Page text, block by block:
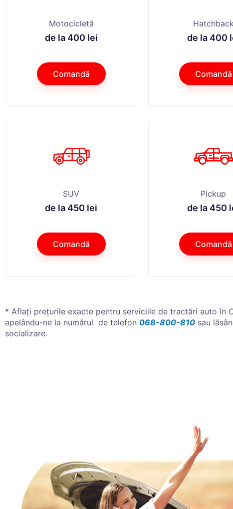
Motocicletă
de la 400 lei
Comandă
de la 400
Comandă
SUV
de la 450 lei
Comandă
Pickup
de la 450
Comandă
* Aflați prețurile exacte pentru serviciile de tractări auto în
apelându-ne la numărul de telefon 068-800-810 sau
socializare.